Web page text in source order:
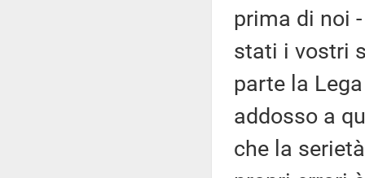
prima di noi
stati i vostri
parte la
addosso a
che la